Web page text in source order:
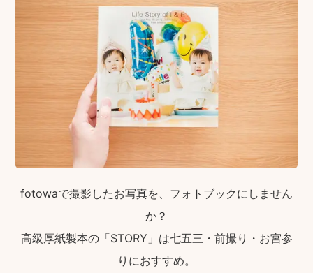
fotowaで撮影したお写真を、フォトブックにしません
か？
高級厚紙製本の「STORY」は七五三・前撮り・お宮参
りにおすすめ。